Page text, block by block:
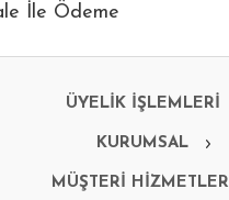
İle Ödeme
ÜYELİK İŞLEMLERİ
KURUMSAL
MÜŞTERİ HİZMETLERİ